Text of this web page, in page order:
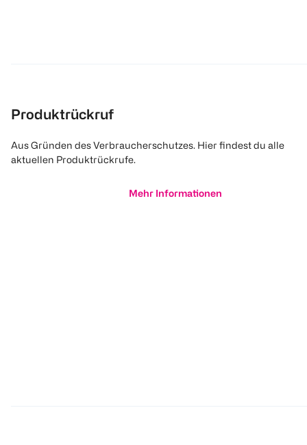
Produktrückruf
Aus Gründen des Verbraucherschutzes. Hier findest du alle
aktuellen Produktrückrufe.
Mehr Informationen